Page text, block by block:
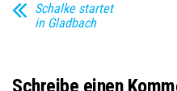
Schalke startet
in Gladbach
Schreibe einen